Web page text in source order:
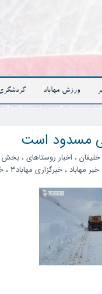
ورزش مهاباد
مسدود است
خلیفان ، اخبار روستاهای ،بخش
خبر مهاباد ،خبرگزاری مهاباد3 ،